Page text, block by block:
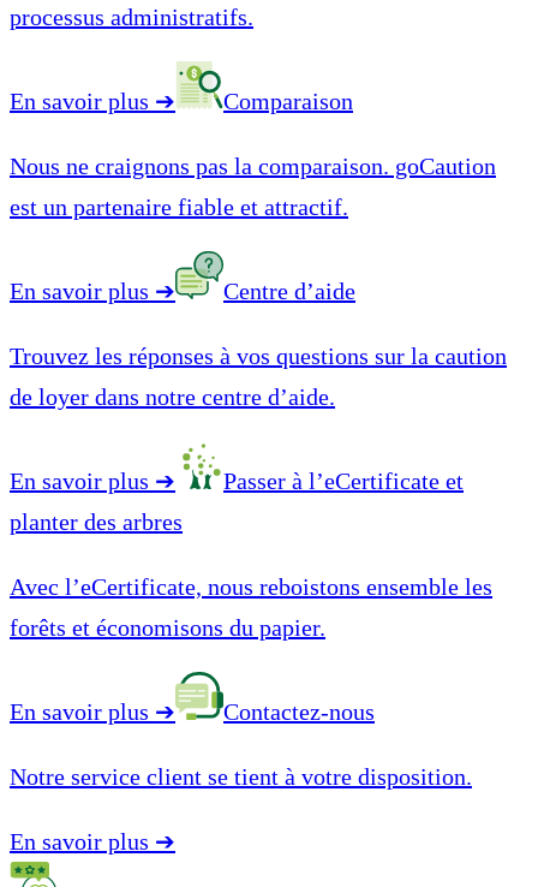
processus administratifs.
En savoir plus ➔ Comparaison
Nous ne craignons pas la comparaison. goCaution
est un partenaire fiable et attractif.
En savoir plus ➔ Centre d’aide
Trouvez les réponses à vos questions sur la caution
de loyer dans notre centre d’aide.
En savoir plus ➔
Passer à l’eCertificate et
planter des arbres
Avec l’eCertificate, nous reboistons ensemble les
forêts et économisons du papier.
En savoir plus ➔ Contactez-nous
Notre service client se tient à votre disposition.
En savoir plus ➔